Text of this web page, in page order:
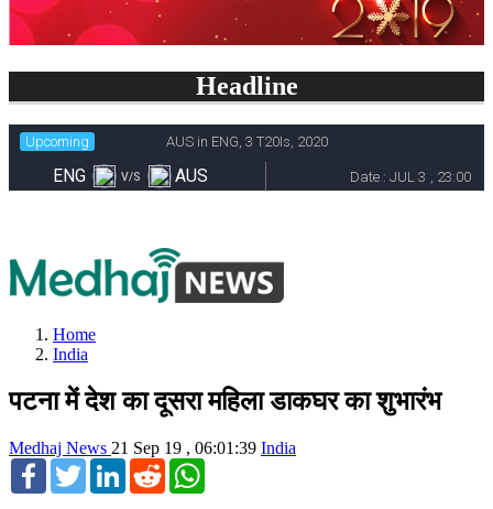
Headline
Home
India
पटना में देश का दूसरा महिला डाकघर का शुभारंभ
Medhaj News 21 Sep 19 , 06:01:39 India
FacebookTwitterLinkedInReddit